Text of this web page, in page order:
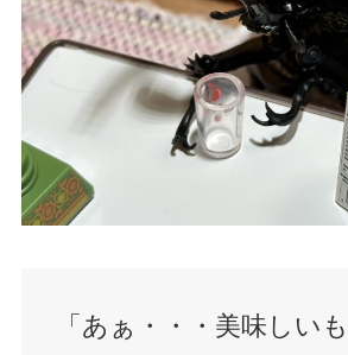
「あぁ・・・美味しい